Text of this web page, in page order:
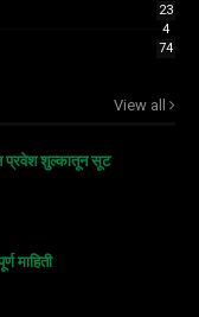
23
4
74
View all
प्रवेश शुल्कातून सूट
माहिती